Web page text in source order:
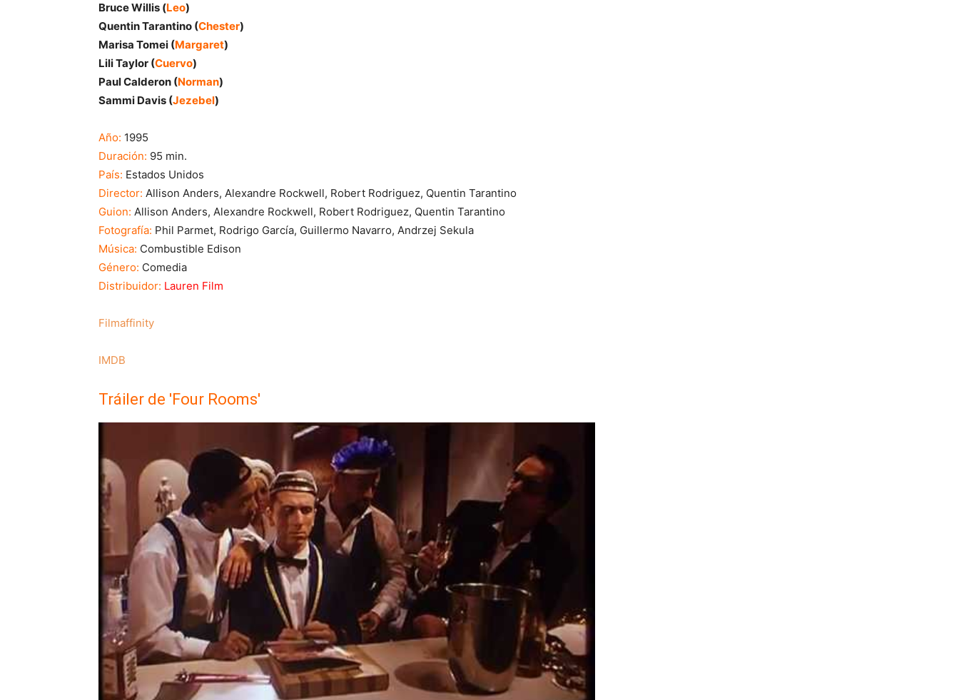
Bruce Willis (Leo)
Quentin Tarantino (Chester)
Marisa Tomei (Margaret)
Lili Taylor (Cuervo)
Paul Calderon (Norman)
Sammi Davis (Jezebel)
Año: 1995
Duración: 95 min.
País: Estados Unidos
Director: Allison Anders, Alexandre Rockwell, Robert Rodriguez, Quentin Tarantino
Guion: Allison Anders, Alexandre Rockwell, Robert Rodriguez, Quentin Tarantino
Fotografía: Phil Parmet, Rodrigo García, Guillermo Navarro, Andrzej Sekula
Música: Combustible Edison
Género: Comedia
Distribuidor: Lauren Film
Filmaffinity
IMDB
Tráiler de 'Four Rooms'